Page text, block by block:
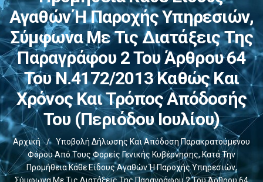
Αγαθών Ή Παροχής Υπηρεσιών,
Σύμφωνα Με Τις Διατάξεις Της
Παραγράφου 2 Του Άρθρου 64
Του Ν.4172/2013 Καθώς Και
Χρόνος Και Τρόπος Απόδοσής
Του (Περιόδου Ιουλίου)
Αρχική /
Υποβολή Δήλωσης Και Απόδοση Παρακρατούμενου
Φόρου Από Τους Φορείς Γενικής Κυβέρνησης, Κατά Την
Προμήθεια Κάθε Είδους Αγαθών Ή Παροχής Υπηρεσιών,